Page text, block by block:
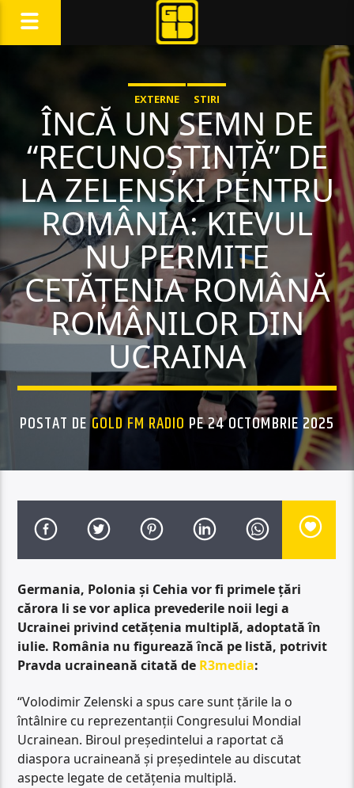
EXTERNE STIRI
ÎNCĂ UN SEMN DE
“RECUNOȘTINȚĂ” DE
LA ZELENSKI PENTRU
ROMÂNIA: KIEVUL
NU PERMITE
CETĂȚENIA ROMÂNĂ
ROMÂNILOR DIN
UCRAINA
POSTAT DEGOLD FM RADIO PE 24 OCTOMBRIE 2025
Germania, Polonia și Cehia vor fi primele țări
cărora li se vor aplica prevederile noii legi a
Ucrainei privind cetățenia multiplă, adoptată în
iulie. România nu figurează încă pe listă, potrivit
Pravda ucraineană citată de R3media:
“Volodimir Zelenski a spus care sunt țările la o
întâlnire cu reprezentanții Congresului Mondial
Ucrainean. Biroul președintelui a raportat că
diaspora ucraineană și președintele au discutat
aspecte legate de cetățenia multiplă.